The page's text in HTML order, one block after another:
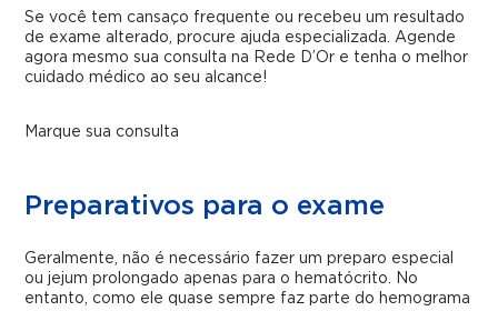
Se você tem cansaço frequente ou recebeu um resultado
de exame alterado, procure ajuda especializada. Agende
agora mesmo sua consulta na Rede D’Or e tenha o melhor
cuidado médico ao seu alcance!
Marque sua consulta
Preparativos para o exame
Geralmente, não é necessário fazer um preparo especial
ou jejum prolongado apenas para o hematócrito. No
entanto, como ele quase sempre faz parte do hemograma